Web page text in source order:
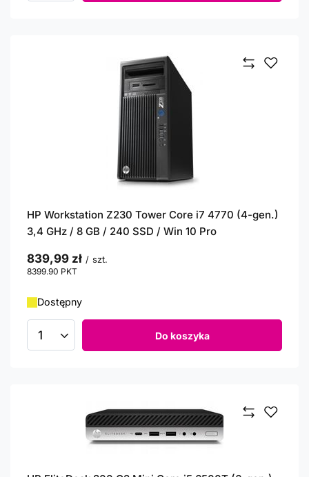
HP Workstation Z230 Tower Core i7 4770 (4-gen.)
3,4 GHz / 8 GB / 240 SSD / Win 10 Pro
839,99 zł / szt.
8399.90 PKT
Dostępny
Ilość produktów Do koszyka